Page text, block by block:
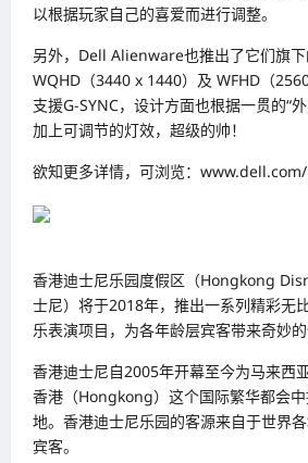
以根据玩家自己的喜爱而进行调整。
另外，Dell Alienware也推出了它们旗
WQHD（3440 x 1440）及 WFHD（
支援G-SYNC，设计方面也根据一贯的“
加上可调节的灯效，超级的帅！
欲知更多详情，可浏览：www.dell.com/
香港迪士尼乐园度假区（Hongkong
士尼）将于2018年，推出一系列精彩无
乐表演项目，为各年龄层宾客带来奇妙的
香港迪士尼自2005年开幕至今为马来西
香港（Hongkong）这个国际繁华都会
地。香港迪士尼乐园的客源来自于世界
宾客。